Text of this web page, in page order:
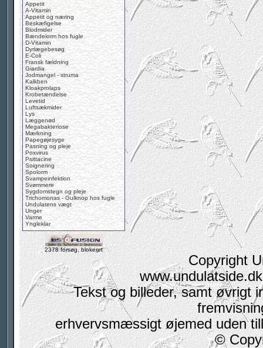
Appetit
A-Vitamin
Appetit og næring
Beskæfigelse
Blodmider
Bændelorm hos fugle
D-Vitamin
Dyrlægebesøg
E-Coli
Fransk fældning
Giardia
Jodmangel - struma
Kalkben
Kloakprolaps
Krobetændelse
Levetid
Luftsækmider
Lys
Læggenød
Megabakteriose
Mærkning
Papegøjesyge
Pasning og pleje
Poxvirus
Psittacine
Soignering
Spolorm
Svampeinfektion
Svømmere
Sygdomstegn og pleje
Trichomonas - Gulknop hos fugle
Undulatens vægt
Unger
Varme
Yngleklar
2378 forsøg, blokeret
Copyright
Tekst og billeder, samt øvrigt
erhvervsmæssigt øjemed uden
©